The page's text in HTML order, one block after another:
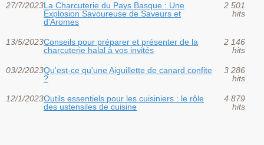
27/7/2023La Charcuterie du Pays Basque : Une
Explosion Savoureuse de Saveurs et
d'Aromes
2 501
hits
13/5/2023Conseils pour préparer et présenter de la
charcuterie halal à vos invités
2 146
hits
03/2/2023Qu'est-ce qu'une Aiguillette de canard confite
?
3 286
hits
12/1/2023Outils essentiels pour les cuisiniers : le rôle
des ustensiles de cuisine
4 879
hits